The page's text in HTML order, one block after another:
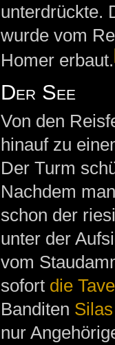
unterdrückte.
wurde vom
Homer erbaut.
Der See
Von den
hinauf zu
Der Turm
Nachdem
schon der
unter der
vom
sofort die
Banditen Silas
nur